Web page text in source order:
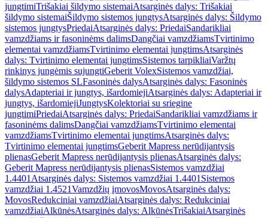
jungtimiTrišakiai šildymo sistemaiAtsarginės dalys: Trišakiai
šildymo sistemaiŠildymo sistemos jungtysAtsarginės dalys: Šildymo
sistemos jungtysPriedaiAtsarginės dalys: PriedaiSandarikliai
vamzdžiams ir fasoninėms dalimsDangčiai vamzdžiamsTvirtinimo
elementai vamzdžiamsTvirtinimo elementai jungtimsAtsarginės
dalys: Tvirtinimo elementai jungtimsSistemos tarpikliaiVaržtų
rinkinys jungėmis sujungtiGeberit VolexSistemos vamzdžiai,
šildymo sistemos SLFasoninės dalysAtsarginės dalys: Fasoninės
dalysAdapteriai ir jungtys, išardomiejiAtsarginės dalys: Adapteriai ir
jungtys, išardomiejiJungtysKolektoriai su sriegine
jungtimiPriedaiAtsarginės dalys: PriedaiSandarikliai vamzdžiams ir
fasoninėms dalimsDangčiai vamzdžiamsTvirtinimo elementai
vamzdžiamsTvirtinimo elementai jungtimsAtsarginės dalys:
Tvirtinimo elementai jungtimsGeberit Mapress nerūdijantysis
plienasGeberit Mapress nerūdijantysis plienasAtsarginės dalys:
Geberit Mapress nerūdijantysis plienasSistemos vamzdžiai
1.4401 Atsarginės dalys: Sistemos vamzdžiai 1.4401 Sistemos
vamzdžiai 1.4521Vamzdžių įmovosMovosAtsarginės dalys:
MovosRedukciniai vamzdžiaiAtsarginės dalys: Redukciniai
vamzdžiaiAlkūnėsAtsarginės dalys: AlkūnėsTrišakiaiAtsarginės